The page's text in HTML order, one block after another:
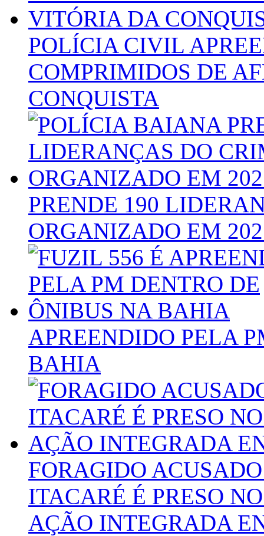
POLÍCIA CIVIL
COMPRIMIDOS DE
CONQUISTA
PRENDE 190
ORGANIZADO EM
APREENDIDO PELA
BAHIA
FORAGIDO
ITACARÉ É PRESO
AÇÃO INTEGRADA